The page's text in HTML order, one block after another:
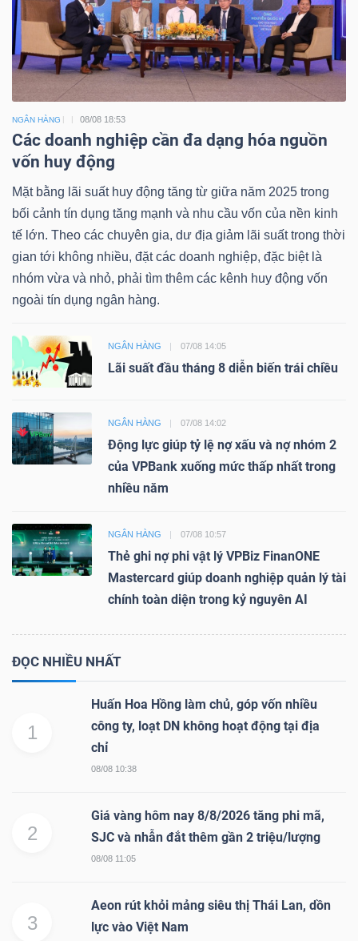
NGÂN HÀNG 08/08 18:53
Các doanh nghiệp cần đa dạng hóa nguồn
vốn huy động
Mặt bằng lãi suất huy động tăng từ giữa năm 2025 trong
bối cảnh tín dụng tăng mạnh và nhu cầu vốn của nền kinh
tế lớn. Theo các chuyên gia, dư địa giảm lãi suất trong thời
gian tới không nhiều, đặt các doanh nghiệp, đặc biệt là
nhóm vừa và nhỏ, phải tìm thêm các kênh huy động vốn
ngoài tín dụng ngân hàng.
NGÂN HÀNG 07/08 14:05
Lãi suất đầu tháng 8 diễn biến trái chiều
NGÂN HÀNG 07/08 14:02
Động lực giúp tỷ lệ nợ xấu và nợ nhóm 2
của VPBank xuống mức thấp nhất trong
nhiều năm
NGÂN HÀNG 07/08 10:57
Thẻ ghi nợ phi vật lý VPBiz FinanONE
Mastercard giúp doanh nghiệp quản lý tài
chính toàn diện trong kỷ nguyên AI
ĐỌC NHIỀU NHẤT
1
Huấn Hoa Hồng làm chủ, góp vốn nhiều
công ty, loạt DN không hoạt động tại địa
chỉ
08/08 10:38
2
Giá vàng hôm nay 8/8/2026 tăng phi mã,
SJC và nhẫn đắt thêm gần 2 triệu/lượng
08/08 11:05
3
Aeon rút khỏi mảng siêu thị Thái Lan, dồn
lực vào Việt Nam